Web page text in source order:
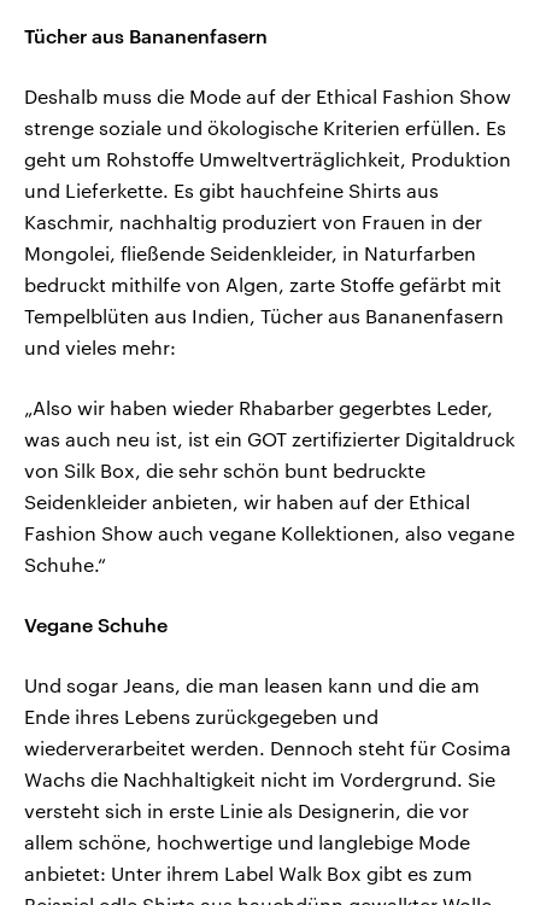
Tücher aus Bananenfasern
Deshalb muss die Mode auf der Ethical Fashion Show
strenge soziale und ökologische Kriterien erfüllen. Es
geht um Rohstoffe Umweltverträglichkeit, Produktion
und Lieferkette. Es gibt hauchfeine Shirts aus
Kaschmir, nachhaltig produziert von Frauen in der
Mongolei, fließende Seidenkleider, in Naturfarben
bedruckt mithilfe von Algen, zarte Stoffe gefärbt mit
Tempelblüten aus Indien, Tücher aus Bananenfasern
und vieles mehr:
„Also wir haben wieder Rhabarber gegerbtes Leder,
was auch neu ist, ist ein GOT zertifizierter Digitaldruck
von Silk Box, die sehr schön bunt bedruckte
Seidenkleider anbieten, wir haben auf der Ethical
Fashion Show auch vegane Kollektionen, also vegane
Schuhe.“
Vegane Schuhe
Und sogar Jeans, die man leasen kann und die am
Ende ihres Lebens zurückgegeben und
wiederverarbeitet werden. Dennoch steht für Cosima
Wachs die Nachhaltigkeit nicht im Vordergrund. Sie
versteht sich in erste Linie als Designerin, die vor
allem schöne, hochwertige und langlebige Mode
anbietet: Unter ihrem Label Walk Box gibt es zum